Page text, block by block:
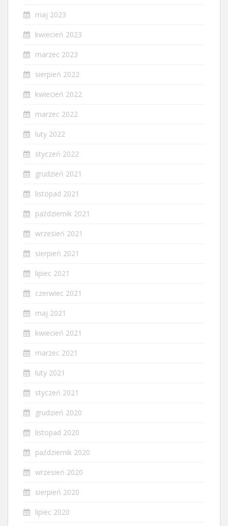
maj 2023
kwiecień 2023
marzec 2023
sierpień 2022
kwiecień 2022
marzec 2022
luty 2022
styczeń 2022
grudzień 2021
listopad 2021
październik 2021
wrzesień 2021
sierpień 2021
lipiec 2021
czerwiec 2021
maj 2021
kwiecień 2021
marzec 2021
luty 2021
styczeń 2021
grudzień 2020
listopad 2020
październik 2020
wrzesień 2020
sierpień 2020
lipiec 2020